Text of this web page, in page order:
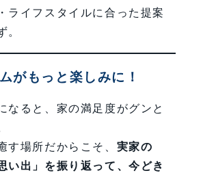
ライフスタイルに合った提案
。
がもっと楽しみに！
なると、家の満足度がグンと
す場所だからこそ、 実家の
い出」を振り返って、今どき